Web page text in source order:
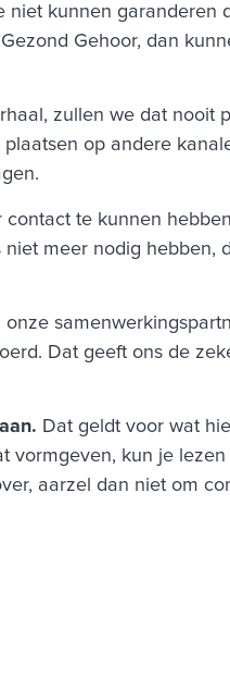
kunnen garanderen
Gehoor, dan
zullen we dat nooit
op andere
te kunnen
meer nodig hebben,
onze
Dat geeft ons de
Dat geldt voor wat
vormgeven, kun je
aarzel dan niet om